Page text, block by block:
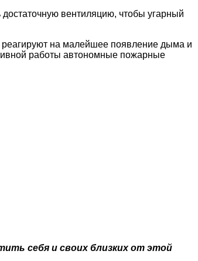
вентиляцию, чтобы угарный
на малейшее появление дыма и
работы автономные пожарные
себя и своих близких от этой